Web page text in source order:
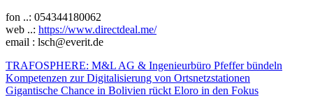
fon ..: 054344180062
web ..: https://www.directdeal.me/
email : lsch@everit.de
Beitragsnavigation
TRAFOSPHERE: M&L AG & Ingenieurbüro Pfeffer bündeln
Kompetenzen zur Digitalisierung von Ortsnetzstationen
Gigantische Chance in Bolivien rückt Eloro in den Fokus